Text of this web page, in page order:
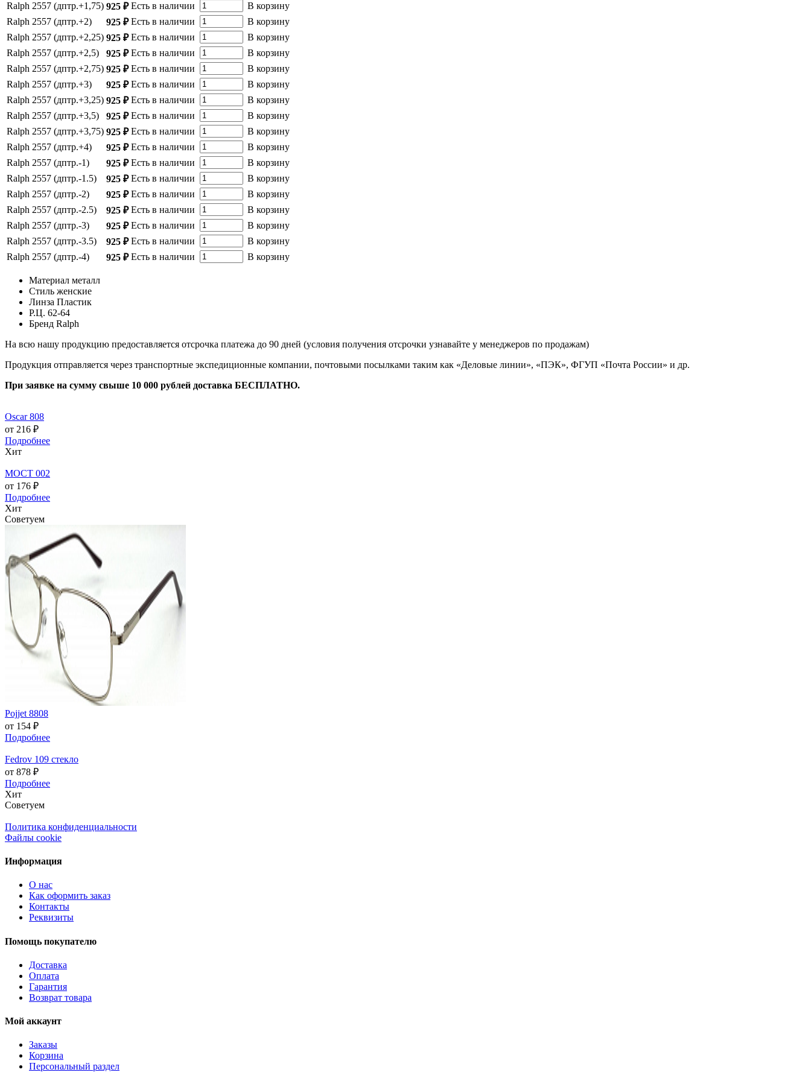
Ralph 2557 (дптр.+1,75) 925 ₽ Есть в наличии
В корзину
Ralph 2557 (дптр.+2)
925 ₽ Есть в наличии
В корзину
Ralph 2557 (дптр.+2,25) 925 ₽ Есть в наличии
В корзину
Ralph 2557 (дптр.+2,5)
925 ₽ Есть в наличии
В корзину
Ralph 2557 (дптр.+2,75) 925 ₽ Есть в наличии
В корзину
Ralph 2557 (дптр.+3)
925 ₽ Есть в наличии
В корзину
Ralph 2557 (дптр.+3,25) 925 ₽ Есть в наличии
В корзину
Ralph 2557 (дптр.+3,5)
925 ₽ Есть в наличии
В корзину
Ralph 2557 (дптр.+3,75) 925 ₽ Есть в наличии
В корзину
Ralph 2557 (дптр.+4)
925 ₽ Есть в наличии
В корзину
Ralph 2557 (дптр.-1)
925 ₽ Есть в наличии
В корзину
Ralph 2557 (дптр.-1.5)
925 ₽ Есть в наличии
В корзину
Ralph 2557 (дптр.-2)
925 ₽ Есть в наличии
В корзину
Ralph 2557 (дптр.-2.5)
925 ₽ Есть в наличии
В корзину
Ralph 2557 (дптр.-3)
925 ₽ Есть в наличии
В корзину
Ralph 2557 (дптр.-3.5)
925 ₽ Есть в наличии
В корзину
Ralph 2557 (дптр.-4)
925 ₽ Есть в наличии В корзину
Материал металл
Стиль женские
Линза Пластик
Р.Ц. 62-64
Бренд Ralph
На всю нашу продукцию предоставляется отсрочка платежа до 90 дней (условия получения отсрочки узнавайте у менеджеров по продажам)
Продукция отправляется через транспортные экспедиционные компании, почтовыми посылками таким как «Деловые линии», «ПЭК», ФГУП «Почта России» и др.
При заявке на сумму свыше 10 000 рублей доставка БЕСПЛАТНО.
Oscar 808
от 216 ₽
Подробнее
Хит
МОСТ 002
от 176 ₽
Подробнее
Хит
Советуем
Pojjet 8808
от 154 ₽
Подробнее
Fedrov 109 стекло
от 878 ₽
Подробнее
Хит
Советуем
Политика конфиденциальности
Файлы cookie
Информация
О нас
Как оформить заказ
Контакты
Реквизиты
Помощь покупателю
Доставка
Оплата
Гарантия
Возврат товара
Мой аккаунт
Заказы
Корзина
Персональный раздел